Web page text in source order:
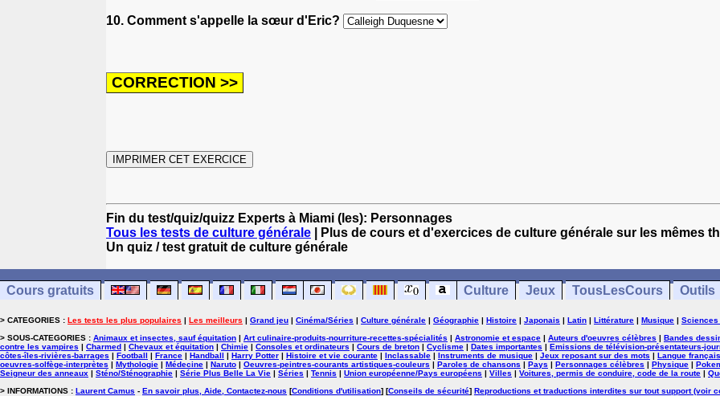
10. Comment s'appelle la sœur d'Eric?
Fin du test/quiz/quizz Experts à Miami (les): Personnages
Tous les tests de culture générale | Plus de cours et d'exercices de culture générale sur les mêmes
Un quiz / test gratuit de culture générale
Cours gratuits Culture Jeux TousLesCours Outils
> CATEGORIES : Les tests les plus populaires | Les meilleurs | Grand jeu | Cinéma/Séries | Culture générale | Géographie | Histoire | Japonais | Latin | Littérature | Musique | Sciences
> SOUS-CATEGORIES : Animaux et insectes, sauf équitation | Art culinaire-produits-nourriture-recettes-spécialités | Astronomie et espace | Auteurs d'oeuvres célèbres | Bandes
contre les vampires | Charmed | Chevaux et équitation | Chimie | Consoles et ordinateurs | Cours de breton | Cyclisme | Dates importantes | Emissions de télévision-présentateurs-
côtes-îles-rivières-barrages | Football | France | Handball | Harry Potter | Histoire et vie courante | Inclassable | Instruments de musique | Jeux reposant sur des mots | Langue
oeuvres-solfège-interprètes | Mythologie | Médecine | Naruto | Oeuvres-peintres-courants artistiques-couleurs | Paroles de chansons | Pays | Personnages célèbres | Physique |
Seigneur des anneaux | Sténo/Sténographie | Série Plus Belle La Vie | Séries | Tennis | Union européenne/Pays européens | Villes | Voitures, permis de conduire, code de la route |
> INFORMATIONS : Laurent Camus - En savoir plus, Aide, Contactez-nous [Conditions d'utilisation] [Conseils de sécurité] Reproductions et traductions interdites sur tout support (voir